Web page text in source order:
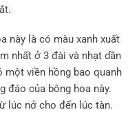
này là có màu xanh xuất
nhất ở 3 đài và nhạt dần
một viền hồng bao quanh
đáo của bông hoa này.
lúc nở cho đến lúc tàn.